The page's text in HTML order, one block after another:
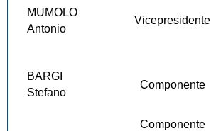
MUMOLO
Antonio
Vicepresidente
BARGI
Stefano
Componente
Componente